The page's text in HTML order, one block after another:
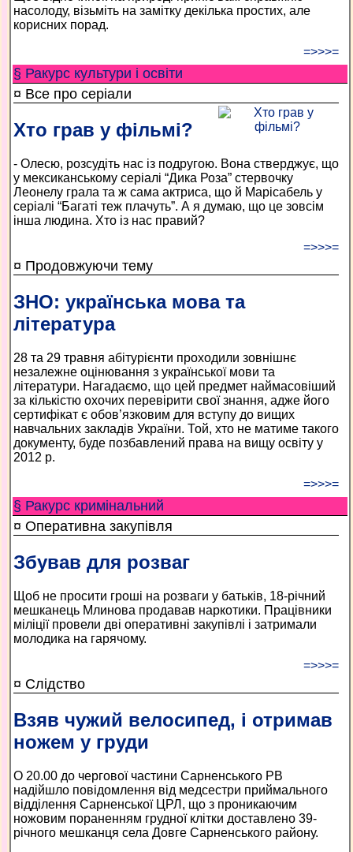
насолоду, візьміть на замітку декілька простих, але
корисних порад.
=>>>=
§ Ракурс культури і освіти
¤ Все про серіали
Хто грав у фільмі?
- Олесю, розсудіть нас із подругою. Вона стверджує, що
у мексиканському серіалі “Дика Роза” стервочку
Леонелу грала та ж сама актриса, що й Марісабель у
серіалі “Багаті теж плачуть”. А я думаю, що це зовсім
інша людина. Хто із нас правий?
=>>>=
¤ Продовжуючи тему
ЗНО: українська мова та
література
28 та 29 травня абітурієнти проходили зовнішнє
незалежне оцінювання з української мови та
літератури. Нагадаємо, що цей предмет наймасовіший
за кількістю охочих перевірити свої знання, адже його
сертифікат є обов’язковим для вступу до вищих
навчальних закладів України. Той, хто не матиме такого
документу, буде позбавлений права на вищу освіту у
2012 р.
=>>>=
§ Ракурс кримінальний
¤ Оперативна закупівля
Збував для розваг
Щоб не просити гроші на розваги у батьків, 18-річний
мешканець Млинова продавав наркотики. Працівники
міліції провели дві оперативні закупівлі і затримали
молодика на гарячому.
=>>>=
¤ Слідство
Взяв чужий велосипед, і отримав
ножем у груди
О 20.00 до чергової частини Сарненського РВ
надійшло повідомлення від медсестри приймального
відділення Сарненської ЦРЛ, що з проникаючим
ножовим пораненням грудної клітки доставлено 39-
річного мешканця села Довге Сарненського району.